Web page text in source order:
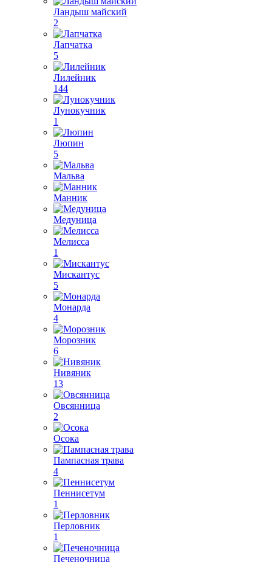
Ландыш майский
2
Лапчатка
5
Лилейник
144
Лунокучник
1
Люпин
5
Мальва
Манник
Медуница
Мелисса
1
Мискантус
5
Монарда
4
Морозник
6
Нивяник
13
Овсянница
2
Осока
Пампасная трава
4
Пеннисетум
1
Перловник
1
Печеночница